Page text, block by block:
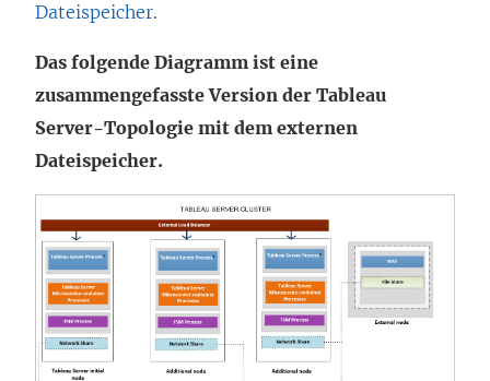
Dateispeicher.
Das folgende Diagramm ist eine
zusammengefasste Version der Tableau
Server-Topologie mit dem externen
Dateispeicher.